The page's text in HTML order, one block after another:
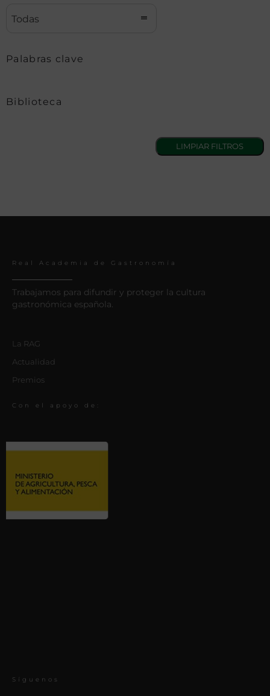
Todas
Palabras clave
Biblioteca
Real Academia de Gastronomía
Trabajamos para difundir y proteger la cultura
gastronómica española.
La RAG
Actualidad
Premios
Con el apoyo de:
Síguenos